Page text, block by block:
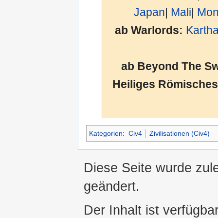
Japan| Mali|
ab Warlords:
ab Beyond The
Heiliges
Kategorien: Civ4 Zivilisationen (Civ4)
Diese Seite wurde
geändert.
Der Inhalt ist